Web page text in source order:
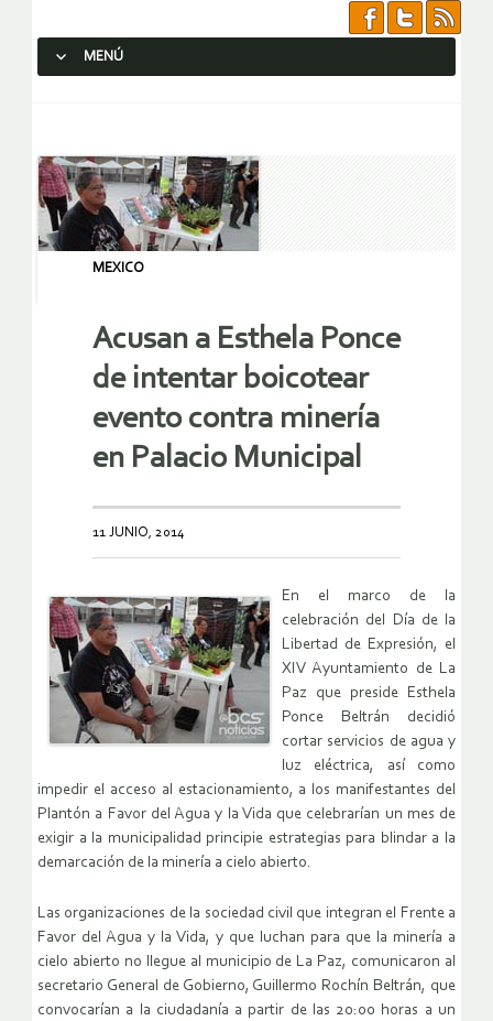
MENÚ
MEXICO
Acusan a Esthela Ponce
de intentar boicotear
evento contra minería
en Palacio Municipal
11 JUNIO, 2014
En el marco de la
celebración del Día de la
Libertad de Expresión, el
XIV Ayuntamiento de La
Paz que preside Esthela
Ponce Beltrán decidió
cortar servicios de agua y
luz eléctrica, así como
impedir el acceso al estacionamiento, a los manifestantes del
Plantón a Favor del Agua y la Vida que celebrarían un mes de
exigir a la municipalidad principie estrategias para blindar a la
demarcación de la minería a cielo abierto.
Las organizaciones de la sociedad civil que integran el Frente a
Favor del Agua y la Vida, y que luchan para que la minería a
cielo abierto no llegue al municipio de La Paz, comunicaron al
secretario General de Gobierno, Guillermo Rochín Beltrán, que
convocarían a la ciudadanía a partir de las 20:00 horas a un